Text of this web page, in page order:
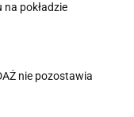
pokładzie
nie pozostawia